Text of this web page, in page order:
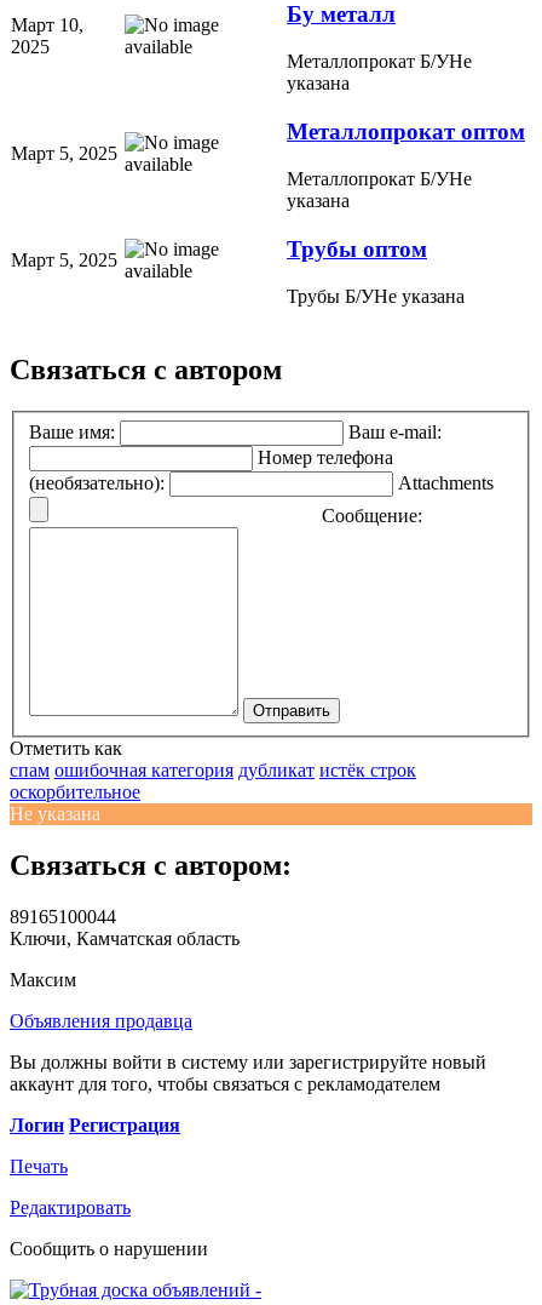
Март 10,
2025
Бу металл
Металлопрокат Б/УНе
указана
Март 5, 2025
Металлопрокат оптом
Металлопрокат Б/УНе
указана
Март 5, 2025 Трубы оптом
Трубы Б/УНе указана
Связаться с автором
Ваше имя:
Ваш e-mail:
Номер телефона
(необязательно):
Attachments
Сообщение:
Отправить
Отметить как
спам ошибочная категория дубликат истёк строк
оскорбительное
Не указана
Связаться с автором:
89165100044
Ключи, Камчатская область
Максим
Объявления продавца
Вы должны войти в систему или зарегистрируйте новый
аккаунт для того, чтобы связаться с рекламодателем
Логин Регистрация
Печать
Редактировать
Сообщить о нарушении